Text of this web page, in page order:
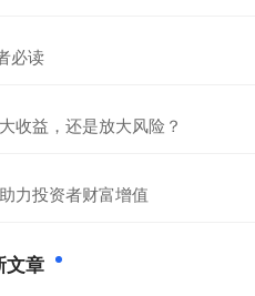
必读
收益，还是放大风险？
力投资者财富增值
文章